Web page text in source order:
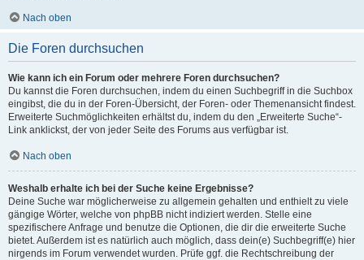
Nach oben
Die Foren durchsuchen
Wie kann ich ein Forum oder mehrere Foren durchsuchen?
Du kannst die Foren durchsuchen, indem du einen Suchbegriff in die Suchbox
eingibst, die du in der Foren-Übersicht, der Foren- oder Themenansicht findest.
Erweiterte Suchmöglichkeiten erhältst du, indem du den „Erweiterte Suche“-
Link anklickst, der von jeder Seite des Forums aus verfügbar ist.
Nach oben
Weshalb erhalte ich bei der Suche keine Ergebnisse?
Deine Suche war möglicherweise zu allgemein gehalten und enthielt zu viele
gängige Wörter, welche von phpBB nicht indiziert werden. Stelle eine
spezifischere Anfrage und benutze die Optionen, die dir die erweiterte Suche
bietet. Außerdem ist es natürlich auch möglich, dass dein(e) Suchbegriff(e) hier
nirgends im Forum verwendet wurden. Prüfe ggf. die Rechtschreibung der